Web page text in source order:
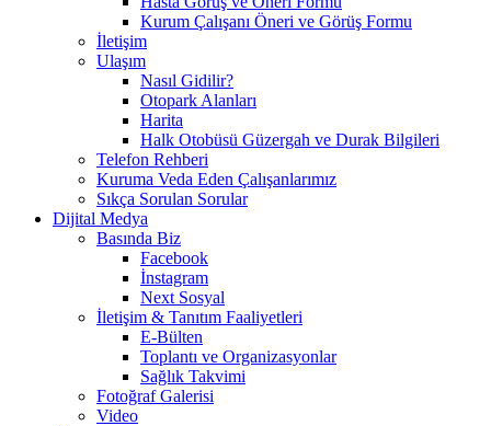
Kurum Çalışanı Öneri ve Görüş Formu
İletişim
Ulaşım
Nasıl Gidilir?
Otopark Alanları
Harita
Halk Otobüsü Güzergah ve Durak Bilgileri
Telefon Rehberi
Kuruma Veda Eden Çalışanlarımız
Sıkça Sorulan Sorular
Dijital Medya
Basında Biz
Facebook
İnstagram
Next Sosyal
İletişim & Tanıtım Faaliyetleri
E-Bülten
Toplantı ve Organizasyonlar
Sağlık Takvimi
Fotoğraf Galerisi
Video